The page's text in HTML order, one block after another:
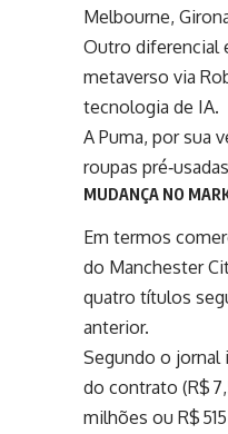
Melbourne,
Outro diferencial
metaverso via
tecnologia de IA.
A Puma, por sua
roupas
MUDANÇA NO
Em termos
do Manchester
quatro títulos
anterior.
Segundo o jornal
do contrato (R$
milhões ou R$